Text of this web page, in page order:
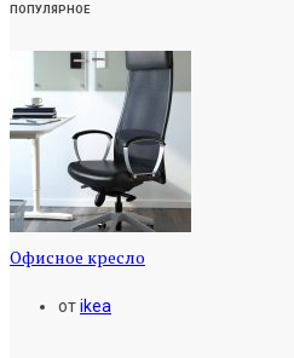
ПОПУЛЯРНОЕ
Офисное кресло
отikea